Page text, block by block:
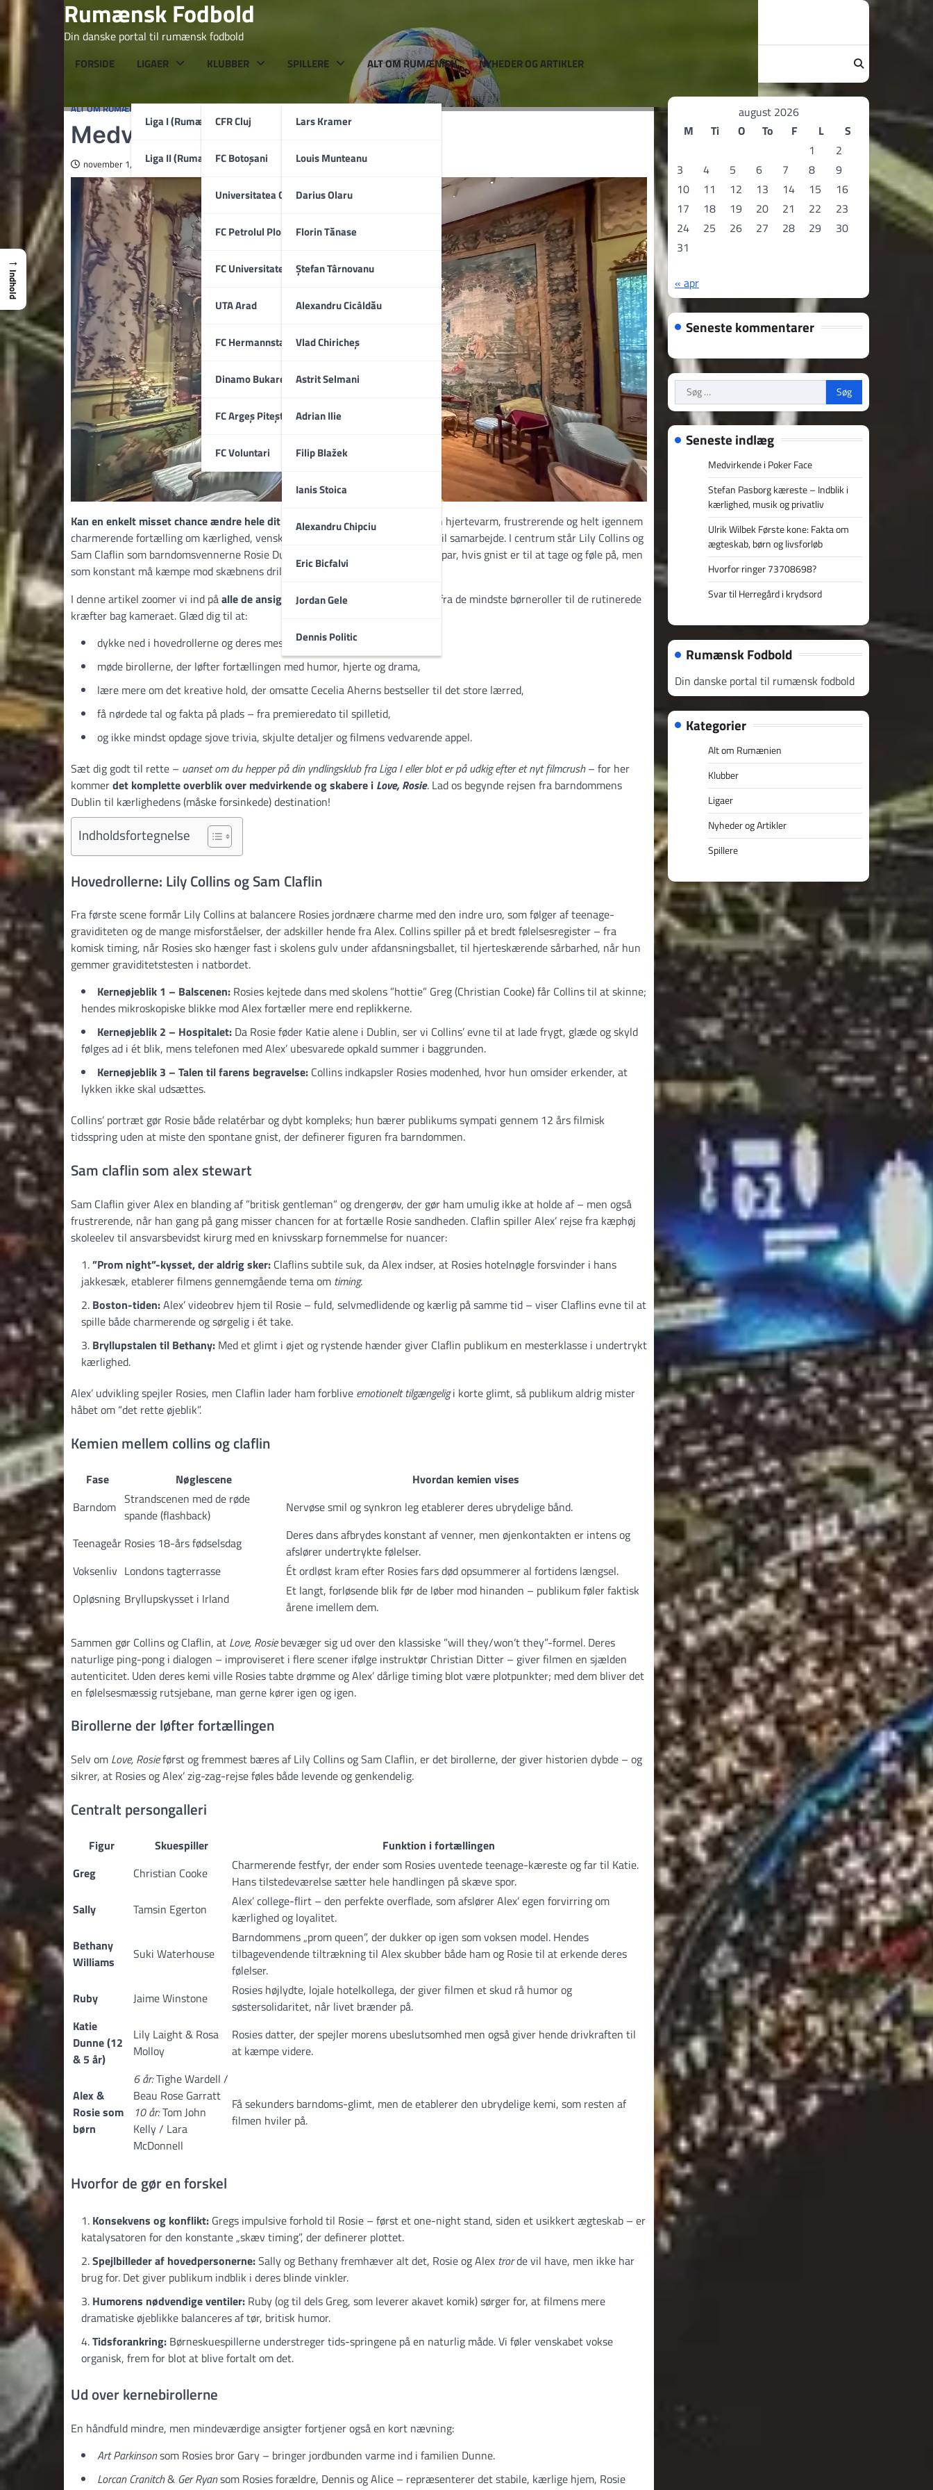
content
Rumænsk Fodbold
Din danske portal til rumænsk fodbold
FORSIDE LIGAER
Liga I (Rumænien)
Liga II (Rumænien)
KLUBBER
CFR Cluj
FC Botoșani
Universitatea Craiova
FC Petrolul Ploiești
FC Universitatea Cluj
UTA Arad
FC Hermannstadt
Dinamo Bukarest
FC Argeș Pitești
FC Voluntari
SPILLERE
Lars Kramer
Louis Munteanu
Darius Olaru
Florin Tănase
Ștefan Târnovanu
Alexandru Cicâldău
Vlad Chiricheș
Astrit Selmani
Adrian Ilie
Filip Blažek
Ianis Stoica
Alexandru Chipciu
Eric Bicfalvi
Jordan Gele
Dennis Politic
ALT OM RUMÆNIEN NYHEDER OG ARTIKLER
ALT OM RUMÆNIEN
Medvirkende i Love, Rosie
november 1, 2025
Kan en enkelt misset chance ændre hele dit liv? Love, Rosiegiver os svaret i en hjertevarm, frustrerende og helt igennem
charmerende fortælling om kærlighed, venskab og den timing, der aldrig helt vil samarbejde. I centrum står Lily Collins og
Sam Claflin som barndomsvennerne Rosie Dunne og Alex Stewart – et makkerpar, hvis gnist er til at tage og føle på, men
som konstant må kæmpe mod skæbnens drilske benspænd.
I denne artikel zoomer vi ind påalle de ansigter, der får historien til at leve
– fra de mindste børneroller til de rutinerede
kræfter bag kameraet. Glæd dig til at:
dykke ned i hovedrollerne og deres mest mindeværdige øjeblikke,
møde birollerne, der løfter fortællingen med humor, hjerte og drama,
lære mere om det kreative hold, der omsatte Cecelia Aherns bestseller til det store lærred,
få nørdede tal og fakta på plads – fra premiere­dato til spilletid,
og ikke mindst opdage sjove trivia, skjulte detaljer og filmens vedvarende appel.
Sæt dig godt til rette – uanset om du hepper på din yndlings­klub fra Liga I eller blot er på udkig efter et nyt filmcrush– for her
kommerdet komplette overblik over medvirkende og skabere i Love, Rosie. Lad os begynde rejsen fra barndommens
Dublin til kærlighedens (måske forsinkede) destination!
Indholdsfortegnelse
Hovedrollerne: Lily Collins og Sam Claflin
Fra første scene formår Lily Collins at balancere Rosies jordnære charme med den indre uro, som følger af teenage­
graviditeten og de mange misforståelser, der adskiller hende fra Alex. Collins spiller på et bredt følelsesregister – fra
komisk timing, når Rosies sko hænger fast i skolens gulv under afdansningsballet, til hjerteskærende sårbarhed, når hun
gemmer graviditets­testen i natbordet.
Kerneøjeblik 1 – Balscenen: Rosies kejtede dans med skolens ”hottie” Greg (Christian Cooke) får Collins til at skinne;
hendes mikroskopiske blikke mod Alex fortæller mere end replikkerne.
Kerneøjeblik 2 – Hospitalet: Da Rosie føder Katie alene i Dublin, ser vi Collins’ evne til at lade frygt, glæde og skyld
følges ad i ét blik, mens telefonen med Alex’ ubesvarede opkald summer i baggrunden.
Kerneøjeblik 3 – Talen til farens begravelse: Collins indkapsler Rosies modenhed, hvor hun omsider erkender, at
lykken ikke skal udsættes.
Collins’ portræt gør Rosie både relatérbar og dybt kompleks; hun bærer publikums sympati gennem 12 års filmisk
tidsspring uden at miste den spontane gnist, der definerer figuren fra barndommen.
Sam claflin som alex stewart
Sam Claflin giver Alex en blanding af ”britisk gentleman” og drengerøv, der gør ham umulig ikke at holde af – men også
frustrerende, når han gang på gang misser chancen for at fortælle Rosie sandheden. Claflin spiller Alex’ rejse fra kæphøj
skoleelev til ansvarsbevidst kirurg med en knivs­skarp fornemmelse for nuancer:
”Prom night”-kysset, der aldrig sker: Claflins subtile suk, da Alex indser, at Rosies hotelnøgle forsvinder i hans
jakkesæk, etablerer filmens gennemgående tema om timing.
Boston-tiden:Alex’ videobrev hjem til Rosie – fuld, selvmedlidende og kærlig på samme tid – viser Claflins evne til at
spille både charmerende og sørgelig i ét take.
Bryllupstalen til Bethany: Med et glimt i øjet og rystende hænder giver Claflin publikum en mesterklasse i undertrykt
kærlighed.
Alex’ udvikling spejler Rosies, men Claflin lader ham forblive emotionelt tilgængeligi korte glimt, så publikum aldrig mister
håbet om “det rette øjeblik”.
Kemien mellem collins og claflin
Fase Nøglescene
Hvordan kemien vises
Barndom Strandscenen med de røde
spande (flashback)
Nervøse smil og synkron leg etablerer deres ubrydelige bånd.
Teenageår Rosies 18-års fødselsdag
Deres dans afbrydes konstant af venner, men øjenkontakten er intens og
afslører undertrykte følelser.
Voksenliv Londons tagterrasse
Ét ordløst kram efter Rosies fars død opsummerer al fortidens længsel.
Opløsning Bryllups­kysset i Irland
Et langt, forløsende blik før de løber mod hinanden – publikum føler faktisk
årene imellem dem.
Sammen gør Collins og Claflin, at Love, Rosiebevæger sig ud over den klassiske ”will they/won’t they”-formel. Deres
naturlige ping-pong i dialogen – improviseret i flere scener ifølge instruktør Christian Ditter – giver filmen en sjælden
autenticitet. Uden deres kemi ville Rosies tabte drømme og Alex’ dårlige timing blot være plotpunkter; med dem bliver det
en følelsesmæssig rutsjebane, man gerne kører igen og igen.
Birollerne der løfter fortællingen
Selv om Love, Rosieførst og fremmest bæres af Lily Collins og Sam Claflin, er det birollerne, der giver historien dybde – og
sikrer, at Rosies og Alex’ zig-zag-rejse føles både levende og genkendelig.
Centralt persongalleri
Figur Skuespiller
Funktion i fortællingen
Greg
Christian Cooke
Charmerende festfyr, der ender som Rosies uventede teenage-kæreste og far til Katie.
Hans tilstedeværelse sætter hele handlingen på skæve spor.
Sally
Tamsin Egerton
Alex’ college-flirt – den perfekte overflade, som afslører Alex’ egen forvirring om
kærlighed og loyalitet.
Bethany
Williams
Suki Waterhouse
Barndommens „prom queen”, der dukker op igen som voksen model. Hendes
tilbagevendende tiltrækning til Alex skubber både ham og Rosie til at erkende deres
følelser.
Ruby
Jaime Winstone
Rosies højlydte, lojale hotelkollega, der giver filmen et skud rå humor og
søstersolidaritet, når livet brænder på.
Katie
Dunne (12
& 5 år)
Lily Laight & Rosa
Molloy
Rosies datter, der spejler morens ubeslutsomhed men også giver hende drivkraften til
at kæmpe videre.
Alex &
Rosie som
børn
6 år:Tighe Wardell /
Beau Rose Garratt
10 år:Tom John
Kelly / Lara
McDonnell
Få sekunders barndoms-glimt, men de etablerer den ubrydelige kemi, som resten af
filmen hviler på.
Hvorfor de gør en forskel
Konsekvens og konflikt: Gregs impulsive forhold til Rosie – først et one-night stand, siden et usikkert ægteskab – er
katalysatoren for den konstante „skæv timing”, der definerer plottet.
Spejlbilleder af hovedpersonerne:Sally og Bethany fremhæver alt det, Rosie og Alex trorde vil have, men ikke har
brug for. Det giver publikum indblik i deres blinde vinkler.
Humorens nødvendige ventiler: Ruby (og til dels Greg, som leverer akavet komik) sørger for, at filmens mere
dramatiske øjeblikke balanceres af tør, britisk humor.
Tidsforankring: Børneskuespillerne understreger tids-springene på en naturlig måde. Vi føler venskabet vokse
organisk, frem for blot at blive fortalt om det.
Ud over kernebirollerne
En håndfuld mindre, men mindeværdige ansigter fortjener også en kort nævning:
Art Parkinsonsom Rosies bror Gary – bringer jordbunden varme ind i familien Dunne.
Lorcan Cranitch& Ger Ryansom Rosies forældre, Dennis og Alice – repræsenterer det stabile, kærlige hjem, Rosie
august 2026
M
Ti O To F L
S
1
2
3
4 5 6 7 8
9
10
11 12 13 14 15
16
17
18 19 20 21 22
23
24
25 26 27 28 29
30
31
« apr
Seneste kommentarer
Søg
efter:
Seneste indlæg
Medvirkende i Poker Face
Stefan Pasborg kæreste – Indblik i
kærlighed, musik og privatliv
Ulrik Wilbek Første kone: Fakta om
ægteskab, børn og livsforløb
Hvorfor ringer 73708698?
Svar til Herregård i krydsord
Rumænsk Fodbold
Din danske portal til rumænsk fodbold
Kategorier
Alt om Rumænien
Klubber
Ligaer
Nyheder og Artikler
Spillere
→
Indhold